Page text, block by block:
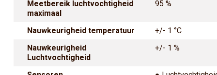
Meetbereik luchtvochtigheid
maximaal
95 %
Nauwkeurigheid temperatuur
+/- 1 °C
Nauwkeurigheid
Luchtvochtigheid
+/- 1 %